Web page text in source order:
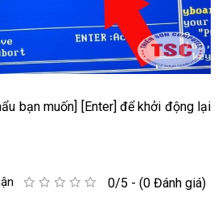
bạn muốn] [Enter] để khởi động lại
0/5 - (0 Đánh giá)